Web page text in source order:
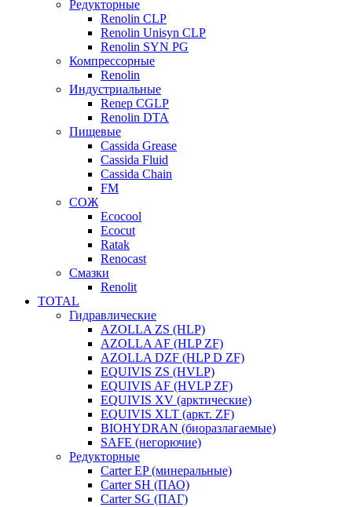
Редукторные
Renolin CLP
Renolin Unisyn CLP
Renolin SYN PG
Компрессорные
Renolin
Индустриальные
Renep CGLP
Renolin DTA
Пищевые
Cassida Grease
Cassida Fluid
Cassida Chain
FM
СОЖ
Ecocool
Ecocut
Ratak
Renocast
Смазки
Renolit
TOTAL
Гидравлические
AZOLLA ZS (HLP)
AZOLLA AF (HLP ZF)
AZOLLA DZF (HLP D ZF)
EQUIVIS ZS (HVLP)
EQUIVIS AF (HVLP ZF)
EQUIVIS XV (арктические)
EQUIVIS XLT (аркт. ZF)
BIOHYDRAN (биоразлагаемые)
SAFE (негорючие)
Редукторные
Carter EP (минеральные)
Carter SH (ПАО)
Carter SG (ПАГ)